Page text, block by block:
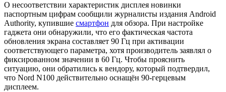
О несоответствии характеристик дисплея новинки
паспортным цифрам сообщили журналисты издания Android
Authority, купившие смартфон для обзора. При настройке
гаджета они обнаружили, что его фактическая частота
обновления экрана составляет 90 Гц при активации
соответствующего параметра, хотя производитель заявлял о
фиксированном значении в 60 Гц. Чтобы прояснить
ситуацию, они обратились к вендору, который подтвердил,
что Nord N100 действительно оснащён 90-герцевым
дисплеем.